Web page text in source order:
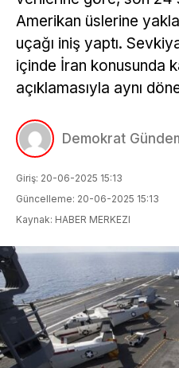
Amerikan üslerine
uçağı iniş yaptı.
içinde İran konusunda
açıklamasıyla aynı
Demokrat
Giriş: 20-06-2025 15:13
Güncelleme: 20-06-2025 15:13
Kaynak: HABER MERKEZI